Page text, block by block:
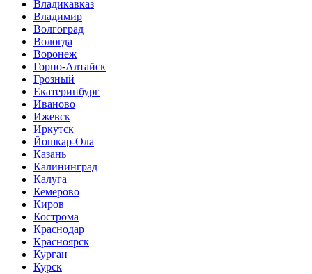
Владикавказ
Владимир
Волгоград
Вологда
Воронеж
Горно-Алтайск
Грозный
Екатеринбург
Иваново
Ижевск
Иркутск
Йошкар-Ола
Казань
Калининград
Калуга
Кемерово
Киров
Кострома
Краснодар
Красноярск
Курган
Курск